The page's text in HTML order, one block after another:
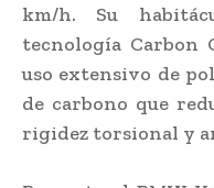
km/h. Su
tecnología Carbon
uso extensivo de
de carbono que
rigidez torsional y